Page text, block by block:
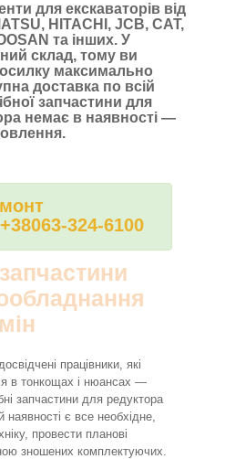
для екскаваторів від
HITACHI, JCB, CAT,
та інших. У
склад, тому ви
максимально
доставка по всій
запчастини для
немає в наявності —
324-6100
працівники, які
в тонкощах і нюансах —
запчастини для редуктора
наявності є все необхідне,
провести планові
зношених комплектуючих.